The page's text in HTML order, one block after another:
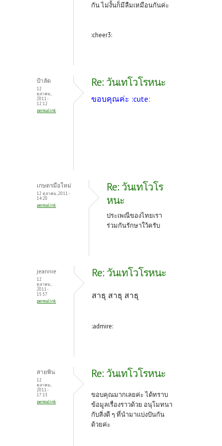
กัน ไม่งั้นก็มีลืมเหมือนกันค่ะ
:cheer3:
ป้าลัด
12
ตุลาคม,
2011 -
12:12
permalink
Re: วันเทโวโรหนะ
ขอบคุณค่ะ :cute:
เกษตรมือใหม่
12 ตุลาคม, 2011 -
14:20
permalink
Re: วันเทโวโร
หนะ
ประเพณีของไทยเรา
ร่วมกันรักษาใว้ครับ
jeannie
12
ตุลาคม,
2011 -
15:57
permalink
Re: วันเทโวโรหนะ
สาธุ สาธุ สาธุ
:admire:
สายพิน
12
ตุลาคม,
2011 -
17:13
permalink
Re: วันเทโวโรหนะ
ขอบคุณมากเลยค่ะ ได้ทราบ
ข้อมูลเรื่องราวด้วย อนุโมทนา
กับสิ่งดี ๆ ที่นำมาแบ่งปันกัน
ด้วยค่ะ